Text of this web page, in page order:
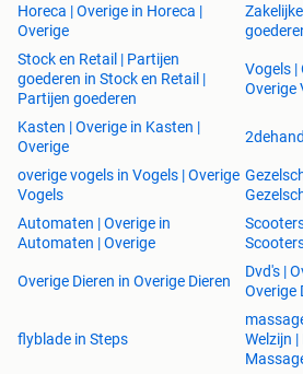
Horeca | Overige in Horeca |
Overige
Stock en Retail | Partijen
goederen in Stock en Retail |
Partijen goederen
Vogels |
Overige
Kasten | Overige in Kasten |
Overige
overige vogels in Vogels | Overige
Vogels
Automaten | Overige in
Automaten | Overige
Overige Dieren in Overige Dieren
Dvd's |
Overige
flyblade in Steps
Welzijn